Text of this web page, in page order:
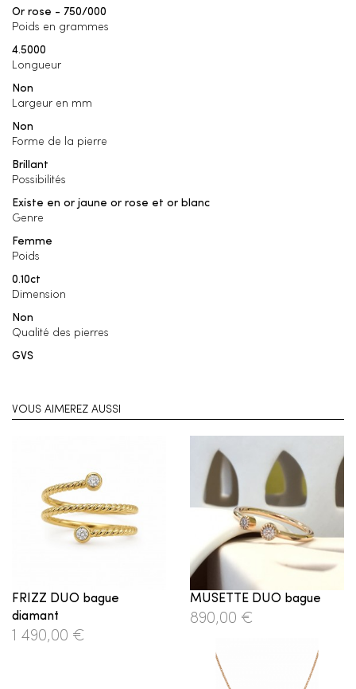
Or rose - 750/000
Poids en grammes
4.5000
Longueur
Non
Largeur en mm
Non
Forme de la pierre
Brillant
Possibilités
Existe en or jaune or rose et or blanc
Genre
Femme
Poids
0.10ct
Dimension
Non
Qualité des pierres
GVS
VOUS AIMEREZ AUSSI
FRIZZ DUO bague
diamant
1 490,00 €
MUSETTE DUO bague
890,00 €